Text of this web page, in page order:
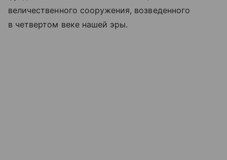
величественного сооружения, возведенного
в четвертом веке нашей эры.